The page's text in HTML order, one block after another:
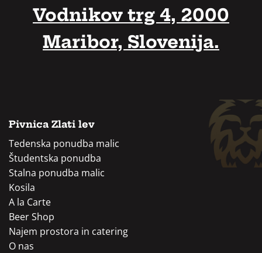
Vodnikov trg 4, 2000
Maribor, Slovenija.
Pivnica Zlati lev
Tedenska ponudba malic
Študentska ponudba
Stalna ponudba malic
Kosila
A la Carte
Beer Shop
Najem prostora in catering
O nas